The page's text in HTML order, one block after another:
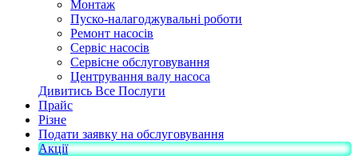
Монтаж
Пуско-налагоджувальні роботи
Ремонт насосів
Сервіс насосів
Сервісне обслуговування
Центрування валу насоса
Дивитись Все Послуги
Прайс
Різне
Подати заявку на обслуговування
Акції